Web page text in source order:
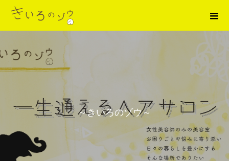
～きいろのゾウ～